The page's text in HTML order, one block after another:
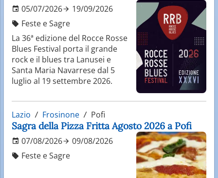
05/07/2026
19/09/2026
Feste e Sagre
La 36ª edizione del Rocce Rosse
Blues Festival porta il grande
rock e il blues tra Lanusei e
Santa Maria Navarrese dal 5
luglio al 19 settembre 2026.
Lazio Frosinone Pofi
Sagra della Pizza Fritta Agosto 2026 a Pofi
07/08/2026
09/08/2026
Feste e Sagre